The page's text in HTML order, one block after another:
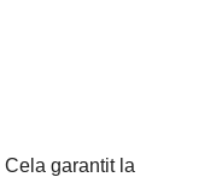
Cela garantit la